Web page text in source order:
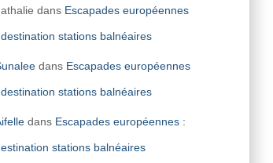
dans Escapades européennes
stations balnéaires
dans Escapades européennes
stations balnéaires
dans Escapades européennes :
stations balnéaires